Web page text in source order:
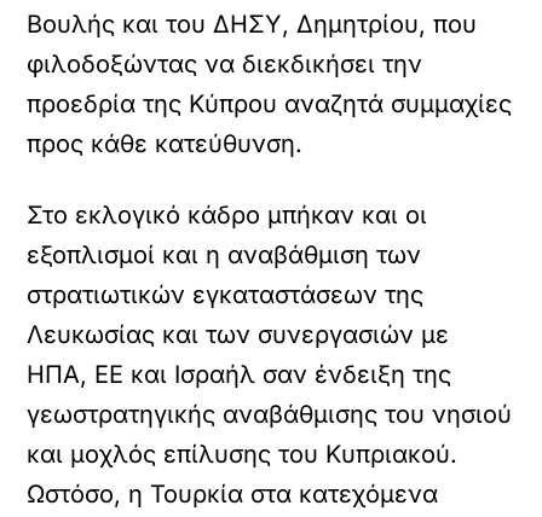
Βουλής και του ΔΗΣΥ, Δημητρίου, που
φιλοδοξώντας να διεκδικήσει την
προεδρία της Κύπρου αναζητά συμμαχίες
προς κάθε κατεύθυνση.
Στο εκλογικό κάδρο μπήκαν και οι
εξοπλισμοί και η αναβάθμιση των
στρατιωτικών εγκαταστάσεων της
Λευκωσίας και των συνεργασιών με
ΗΠΑ, ΕΕ και Ισραήλ σαν ένδειξη της
γεωστρατηγικής αναβάθμισης του νησιού
και μοχλός επίλυσης του Κυπριακού.
Ωστόσο, η Τουρκία στα κατεχόμενα